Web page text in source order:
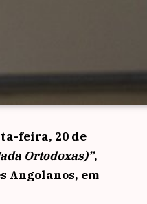
feira, 20 de
Ortodoxas)”,
Angolanos, em